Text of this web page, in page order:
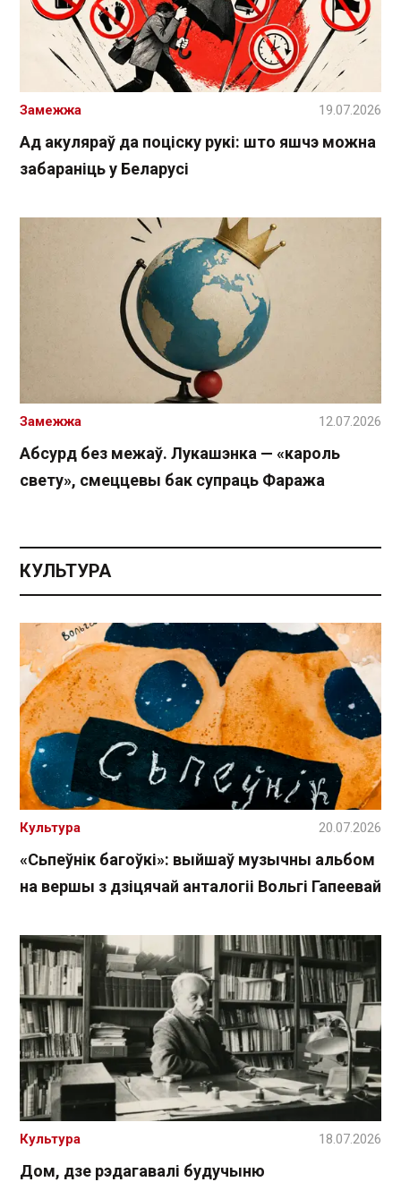
Ад акуляраў да поціску рукі: што яшчэ можна
забараніць у Беларусі
Замежжа 19.07.2026
Абсурд без межаў. Лукашэнка — «кароль
свету», смеццевы бак супраць Фаража
Замежжа 12.07.2026
КУЛЬТУРА
«Сьпеўнік багоўкі»: выйшаў музычны альбом
на вершы з дзіцячай анталогіі Вольгі Гапеевай
Культура 20.07.2026
Дом, дзе рэдагавалі будучыню
Культура 18.07.2026